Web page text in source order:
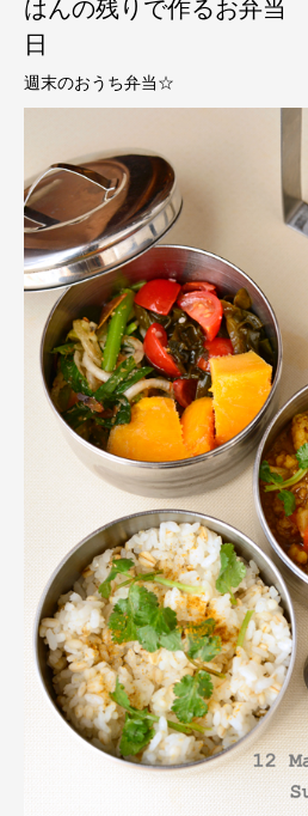
はんの残りで作るお弁
日
週末のおうち弁当☆